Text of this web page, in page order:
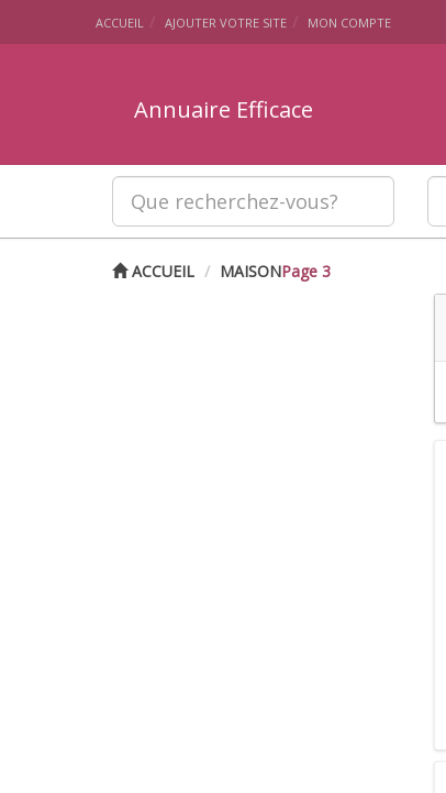
ACCUEIL AJOUTER VOTRE SITE MON COMPTE
Annuaire Efficace
ACCUEIL MAISONPage 3